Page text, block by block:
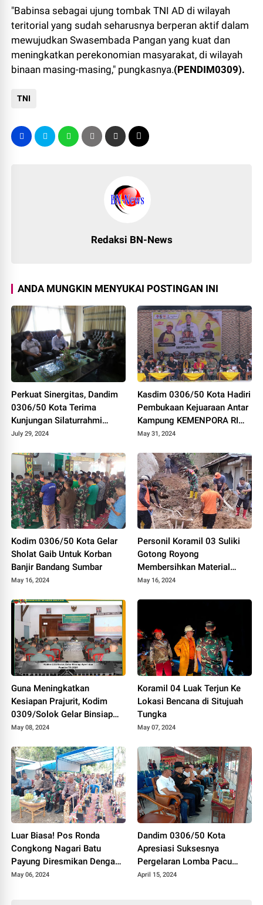
"Babinsa sebagai ujung tombak TNI AD di wilayah
teritorial yang sudah seharusnya berperan aktif dalam
mewujudkan Swasembada Pangan yang kuat dan
meningkatkan perekonomian masyarakat, di wilayah
binaan masing-masing," pungkasnya.(PENDIM0309).
TNI
Redaksi BN-News
ANDA MUNGKIN MENYUKAI POSTINGAN INI
Perkuat Sinergitas, Dandim
0306/50 Kota Terima
Kunjungan Silaturrahmi
Ketua Pengadilan Negeri
July 29, 2024
Kasdim 0306/50 Kota Hadiri
Pembukaan Kejuaraan Antar
Kampung KEMENPORA RI
Tahun 2024
May 31, 2024
Kodim 0306/50 Kota Gelar
Sholat Gaib Untuk Korban
Banjir Bandang Sumbar
May 16, 2024
Personil Koramil 03 Suliki
Gotong Royong
Membersihkan Material
Longsor Yang Menimpa
May 16, 2024
Guna Meningkatkan
Kesiapan Prajurit, Kodim
0309/Solok Gelar Binsiap
Apwil dan Puanter TA 2024
May 08, 2024
Koramil 04 Luak Terjun Ke
Lokasi Bencana di Situjuah
Tungka
May 07, 2024
Luar Biasa! Pos Ronda
Congkong Nagari Batu
Payung Diresmikan Dengan
Meriah
May 06, 2024
Dandim 0306/50 Kota
Apresiasi Suksesnya
Pergelaran Lomba Pacu
Kuda Lebaran Cup 2024
April 15, 2024